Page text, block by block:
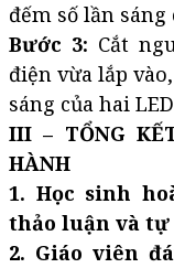
đếm số lần sáng
Bước 3: Cắt
điện vừa lắp
sáng của hai
III – TỔNG
HÀNH
1. Học sinh
thảo luận và
2. Giáo viên